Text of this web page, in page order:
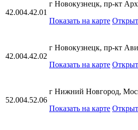
42.004.42.01
г Новокузнецк, пр-кт
Показать на карте
42.004.42.02
г Новокузнецк, пр-кт
Показать на карте
52.004.52.06
г Нижний Новгород,
Показать на карте